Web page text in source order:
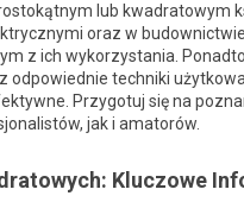
lub kwadratowym
oraz w
z ich wykorzystania.
techniki
Przygotuj się na
jak i amatorów.
Kluczowe